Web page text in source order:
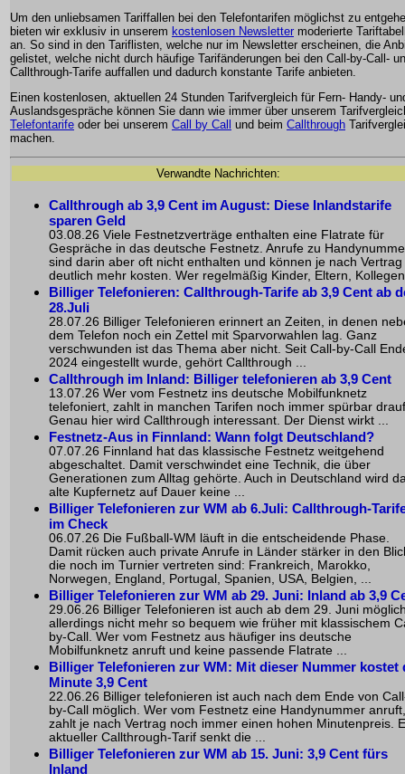
Um den unliebsamen Tariffallen bei den Telefontarifen möglichst zu
bieten wir exklusiv in unserem kostenlosen Newsletter moderierte
an. So sind in den Tariflisten, welche nur im Newsletter erscheinen, die
gelistet, welche nicht durch häufige Tarifänderungen bei den Call-by-Call-
Callthrough-Tarife auffallen und dadurch konstante Tarife anbieten.
Einen kostenlosen, aktuellen 24 Stunden Tarifvergleich für Fern- Handy-
Auslandsgespräche können Sie dann wie immer über unserem
Telefontarife oder bei unserem Call by Call und beim Callthrough
machen.
Verwandte Nachrichten:
Callthrough ab 3,9 Cent im August: Diese Inlandstarife
sparen Geld
03.08.26 Viele Festnetzverträge enthalten eine Flatrate für
Gespräche in das deutsche Festnetz. Anrufe zu
sind darin aber oft nicht enthalten und können je nach Vertrag
deutlich mehr kosten. Wer regelmäßig Kinder, Eltern,
Billiger Telefonieren: Callthrough-Tarife ab 3,9 Cent ab
28.Juli
28.07.26 Billiger Telefonieren erinnert an Zeiten, in denen
dem Telefon noch ein Zettel mit Sparvorwahlen lag. Ganz
verschwunden ist das Thema aber nicht. Seit Call-by-Call
2024 eingestellt wurde, gehört Callthrough ...
Callthrough im Inland: Billiger telefonieren ab 3,9 Cent
13.07.26 Wer vom Festnetz ins deutsche Mobilfunknetz
telefoniert, zahlt in manchen Tarifen noch immer spürbar
Genau hier wird Callthrough interessant. Der Dienst wirkt ...
Festnetz-Aus in Finnland: Wann folgt Deutschland?
07.07.26 Finnland hat das klassische Festnetz weitgehend
abgeschaltet. Damit verschwindet eine Technik, die über
Generationen zum Alltag gehörte. Auch in Deutschland wird
alte Kupfernetz auf Dauer keine ...
Billiger Telefonieren zur WM ab 6.Juli: Callthrough-
im Check
06.07.26 Die Fußball-WM läuft in die entscheidende Phase.
Damit rücken auch private Anrufe in Länder stärker in den
die noch im Turnier vertreten sind: Frankreich, Marokko,
Norwegen, England, Portugal, Spanien, USA, Belgien, ...
Billiger Telefonieren zur WM ab 29. Juni: Inland ab 3,9
29.06.26 Billiger Telefonieren ist auch ab dem 29. Juni
allerdings nicht mehr so bequem wie früher mit klassischem
by-Call. Wer vom Festnetz aus häufiger ins deutsche
Mobilfunknetz anruft und keine passende Flatrate ...
Billiger Telefonieren zur WM: Mit dieser Nummer kostet
Minute 3,9 Cent
22.06.26 Billiger telefonieren ist auch nach dem Ende von
by-Call möglich. Wer vom Festnetz eine Handynummer anruft,
zahlt je nach Vertrag noch immer einen hohen Minutenpreis.
aktueller Callthrough-Tarif senkt die ...
Billiger Telefonieren zur WM ab 15. Juni: 3,9 Cent fürs
Inland